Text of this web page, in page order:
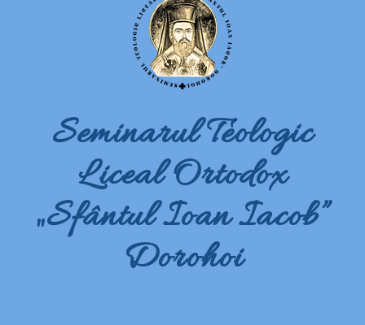
Seminarul Teologic
Liceal Ortodox
„Sfântul Ioan Iacob”
Dorohoi